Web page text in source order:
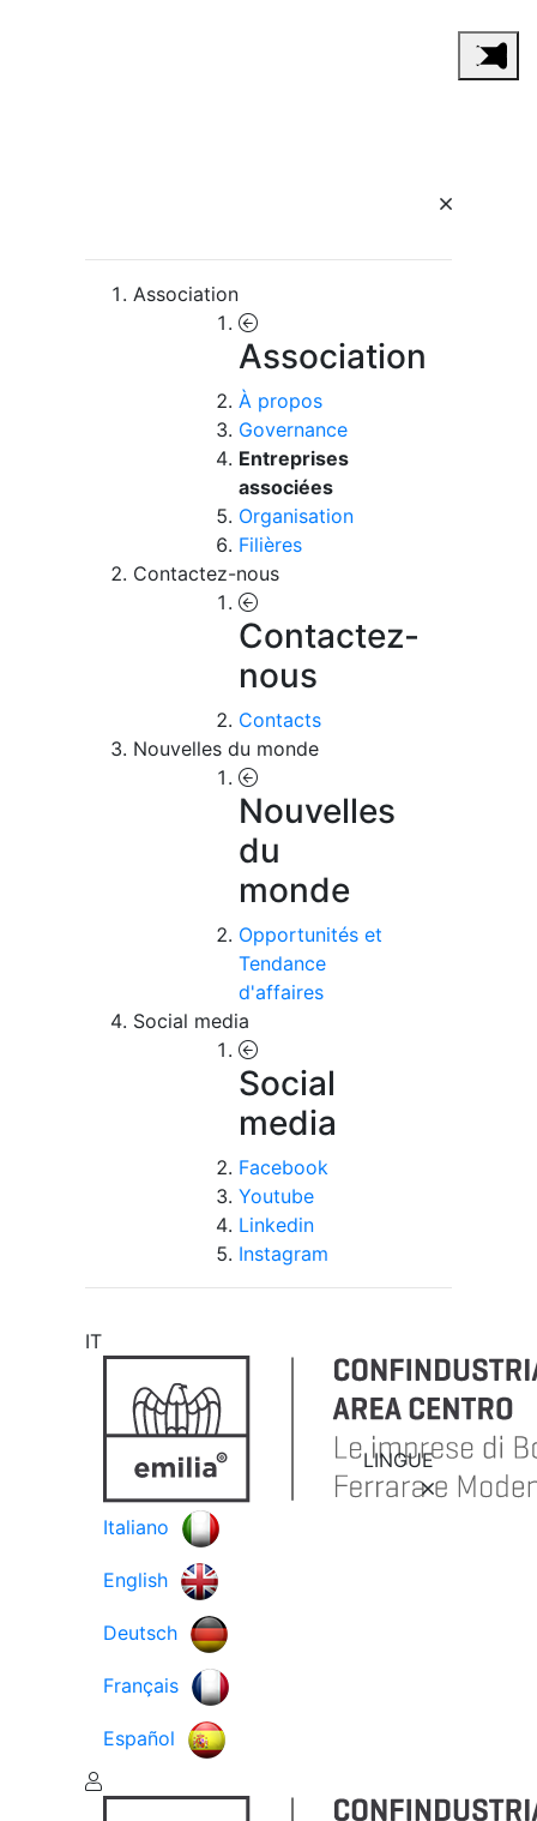
Association
Association
À propos
Governance
Entreprises
associées
Organisation
Filières
Contactez-nous
Contactez-
nous
Contacts
Nouvelles du monde
Nouvelles
du
monde
Opportunités et
Tendance
d'affaires
Social media
Social
media
Facebook
Youtube
Linkedin
Instagram
IT
LINGUE
Italiano
English
Deutsch
Français
Español